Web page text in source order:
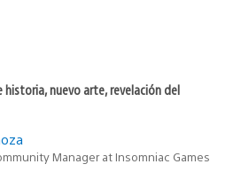
historia, nuevo arte, revelación del
Manager at Insomniac Games